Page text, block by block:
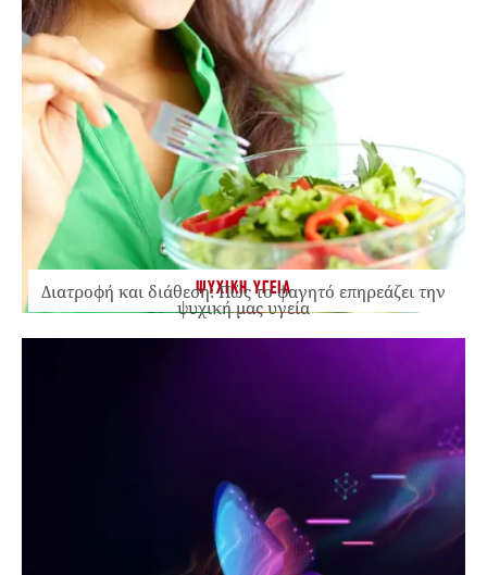
ΨΥΧΙΚΗ ΥΓΕΙΑ
Διατροφή και διάθεση: Πώς το φαγητό επηρεάζει την
ψυχική μας υγεία